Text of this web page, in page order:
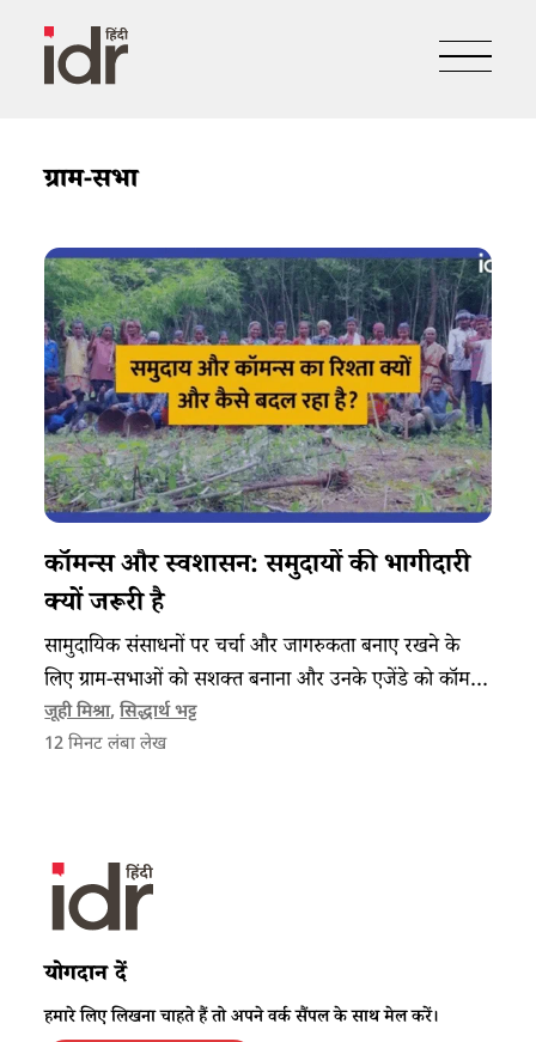
ग्राम-सभा
कॉमन्स और स्वशासन: समुदायों की भागीदारी
क्यों जरूरी है
सामुदायिक संसाधनों पर चर्चा और जागरुकता बनाए रखने के
लिए ग्राम-सभाओं को सशक्त बनाना और उनके एजेंडे को कॉमन्स
और समुदाय की जरूरतों पर केंद्रित करना जरूरी हो गया है।
जूही मिश्रा,सिद्धार्थ भट्ट
12 मिनट लंबा लेख
योगदान दें
हमारे लिए लिखना चाहते हैं तो अपने वर्क सैंपल के साथ मेल करें।